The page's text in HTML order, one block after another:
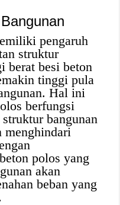
pengaruh
struktur
berat besi beton
tinggi pula
Hal ini
berfungsi
bangunan
menghindari
polos yang
akan
beban yang